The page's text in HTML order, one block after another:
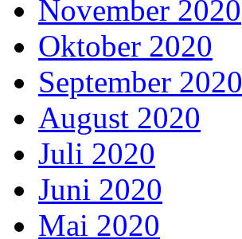
November 2020
Oktober 2020
September 2020
August 2020
Juli 2020
Juni 2020
Mai 2020